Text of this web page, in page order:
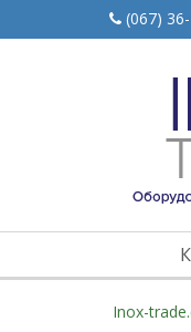
(067)
Inox-